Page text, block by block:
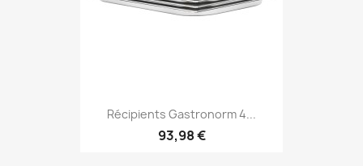
Récipients Gastronorm 4...
93,98 €